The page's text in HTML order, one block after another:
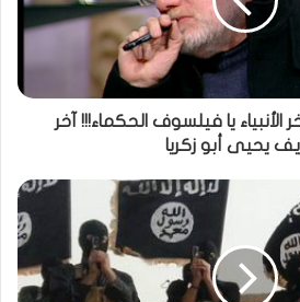
الأنبياء يا فيلسوف الحكماء!!! آخر
يحيى أبو زكريا